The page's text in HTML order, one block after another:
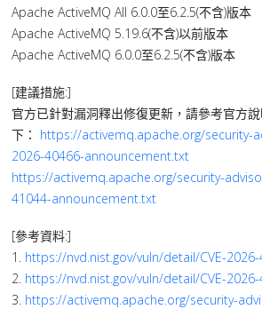
Apache ActiveMQ All 6.0.0至6.2.5(不含)版本
Apache ActiveMQ 5.19.6(不含)以前版本
Apache ActiveMQ 6.0.0至6.2.5(不含)版本
[建議措施:]
官方已針對漏洞釋出修復更新，請參考官方
下： https://activemq.apache.org/security-
2026-40466-announcement.txt
https://activemq.apache.org/security-
41044-announcement.txt
[參考資料:]
1. https://nvd.nist.gov/vuln/detail/CVE-
2. https://nvd.nist.gov/vuln/detail/CVE-
3. https://activemq.apache.org/security-